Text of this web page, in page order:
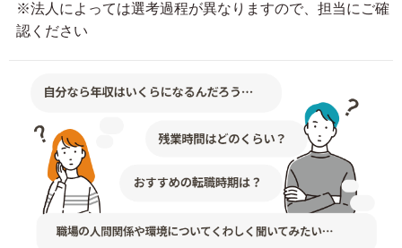
※法人によっては選考過程が異なりますので、担当にご確
認ください